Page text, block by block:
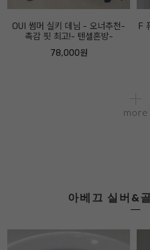
OUI 썸머 실키 데님 - 오너추천-
촉감 핏 최고!- 텐셀혼방-
78,000원
F
more
아베끄 실버&